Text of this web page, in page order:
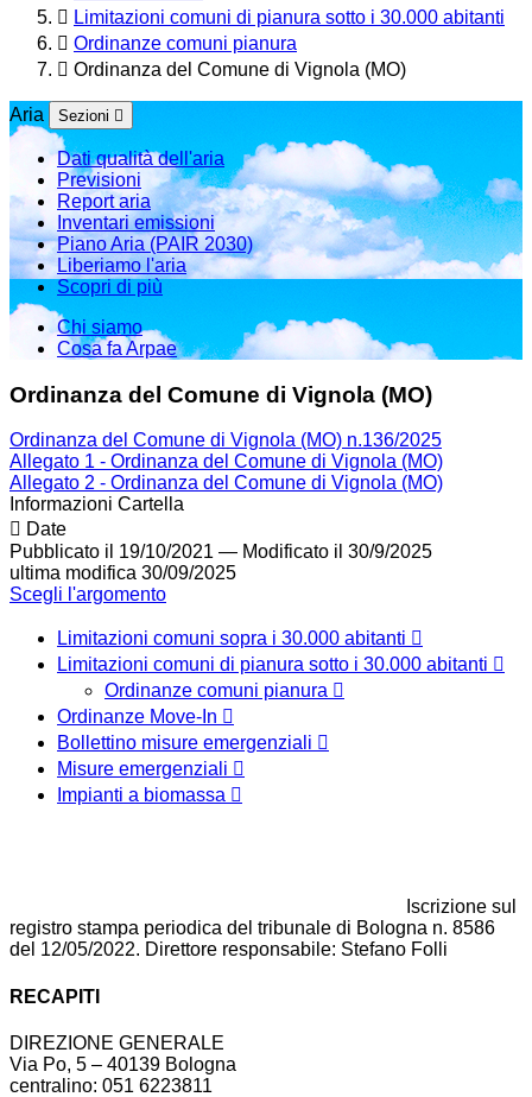
Limitazioni comuni di pianura sotto i 30.000 abitanti
Ordinanze comuni pianura
Ordinanza del Comune di Vignola (MO)
Aria Sezioni
Dati qualità dell'aria
Previsioni
Report aria
Inventari emissioni
Piano Aria (PAIR 2030)
Liberiamo l'aria
Scopri di più
Chi siamo
Cosa fa Arpae
Ordinanza del Comune di Vignola (MO)
Ordinanza del Comune di Vignola (MO) n.136/2025
Allegato 1 - Ordinanza del Comune di Vignola (MO)
Allegato 2 - Ordinanza del Comune di Vignola (MO)
Informazioni Cartella
Date
Pubblicato il 19/10/2021 — Modificato il 30/9/2025
ultima modifica 30/09/2025
Scegli l'argomento
Limitazioni comuni sopra i 30.000 abitanti
Limitazioni comuni di pianura sotto i 30.000 abitanti
Ordinanze comuni pianura
Ordinanze Move-In
Bollettino misure emergenziali
Misure emergenziali
Impianti a biomassa
Iscrizione sul
registro stampa periodica del tribunale di Bologna n. 8586
del 12/05/2022. Direttore responsabile: Stefano Folli
RECAPITI
DIREZIONE GENERALE
Via Po, 5 – 40139 Bologna
centralino: 051 6223811